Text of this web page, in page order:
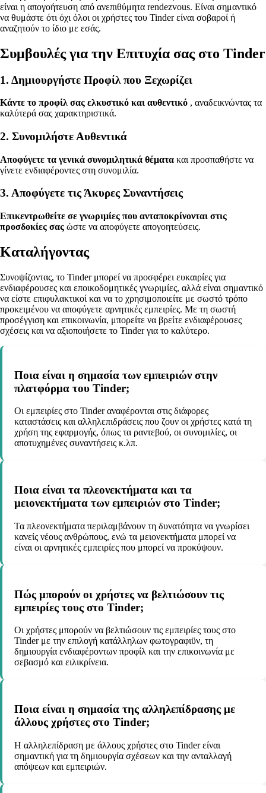
είναι η απογοήτευση από ανεπιθύμητα rendezvous. Είναι σημαντικό
να θυμάστε ότι όχι όλοι οι χρήστες του Tinder είναι σοβαροί ή
αναζητούν το ίδιο με εσάς.
Συμβουλές για την Επιτυχία σας στο Tinder
1. Δημιουργήστε Προφίλ που Ξεχωρίζει
Κάντε το προφίλ σας ελκυστικό και αυθεντικό , αναδεικνώντας τα
καλύτερά σας χαρακτηριστικά.
2. Συνομιλήστε Αυθεντικά
Αποφύγετε τα γενικά συνομιλητικά θέματα και προσπαθήστε να
γίνετε ενδιαφέροντες στη συνομιλία.
3. Αποφύγετε τις Άκυρες Συναντήσεις
Επικεντρωθείτε σε γνωριμίες που ανταποκρίνονται στις
προσδοκίες σας ώστε να αποφύγετε απογοητεύσεις.
Καταλήγοντας
Συνοψίζοντας, το Tinder μπορεί να προσφέρει ευκαιρίες για
ενδιαφέρουσες και εποικοδομητικές γνωριμίες, αλλά είναι σημαντικό
να είστε επιφυλακτικοί και να το χρησιμοποιείτε με σωστό τρόπο
προκειμένου να αποφύγετε αρνητικές εμπειρίες. Με τη σωστή
προσέγγιση και επικοινωνία, μπορείτε να βρείτε ενδιαφέρουσες
σχέσεις και να αξιοποιήσετε το Tinder για το καλύτερο.
Ποια είναι η σημασία των εμπειριών στην
πλατφόρμα του Tinder;
Οι εμπειρίες στο Tinder αναφέρονται στις διάφορες
καταστάσεις και αλληλεπιδράσεις που ζουν οι χρήστες κατά τη
χρήση της εφαρμογής, όπως τα ραντεβού, οι συνομιλίες, οι
αποτυχημένες συναντήσεις κ.λπ.
Ποια είναι τα πλεονεκτήματα και τα
μειονεκτήματα των εμπειριών στο Tinder;
Τα πλεονεκτήματα περιλαμβάνουν τη δυνατότητα να γνωρίσει
κανείς νέους ανθρώπους, ενώ τα μειονεκτήματα μπορεί να
είναι οι αρνητικές εμπειρίες που μπορεί να προκύψουν.
Πώς μπορούν οι χρήστες να βελτιώσουν τις
εμπειρίες τους στο Tinder;
Οι χρήστες μπορούν να βελτιώσουν τις εμπειρίες τους στο
Tinder με την επιλογή κατάλληλων φωτογραφιϋν, τη
δημιουργία ενδιαφέροντων προφίλ και την επικοινωνία με
σεβασμό και ειλικρίνεια.
Ποια είναι η σημασία της αλληλεπίδρασης με
άλλους χρήστες στο Tinder;
Η αλληλεπίδραση με άλλους χρήστες στο Tinder είναι
σημαντική για τη δημιουργία σχέσεων και την ανταλλαγή
απόψεων και εμπειριών.